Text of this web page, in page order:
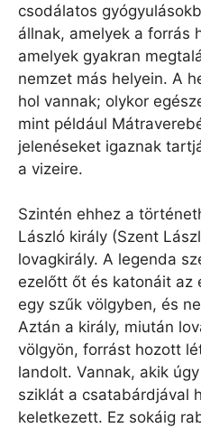
csodálatos
állnak, amelyek a forrás
amelyek gyakran
nemzet más helyein. A
hol vannak; olykor
mint például
jelenéseket igaznak
a vizeire.
Szintén ehhez a
László király (Szent
lovagkirály. A legenda
ezelőtt őt és katonáit az
egy szűk völgyben, és
Aztán a király, miután
völgyön, forrást hozott
landolt. Vannak, akik
sziklát a csatabárdjával
keletkezett. Ez sokáig